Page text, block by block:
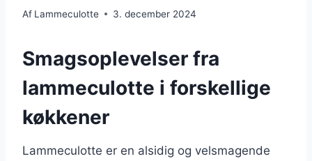
Af Lammeculotte 3. december 2024
Smagsoplevelser fra
lammeculotte i forskellige
køkkener
Lammeculotte er en alsidig og velsmagende